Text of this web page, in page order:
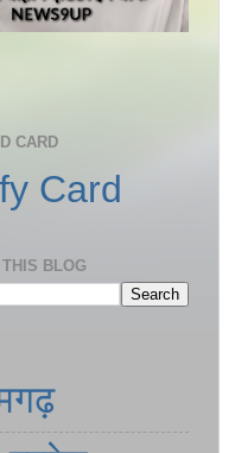
CARD
Card
BLOG